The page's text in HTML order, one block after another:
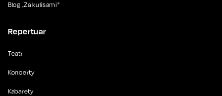
Blog „Za kulisami”
Repertuar
Teatr
Koncerty
Kabarety